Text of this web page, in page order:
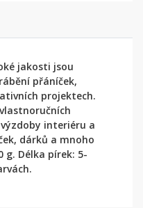
jakosti jsou
přáníček,
projektech.
interiéru a
dárků a mnoho
g. Délka pírek: 5-